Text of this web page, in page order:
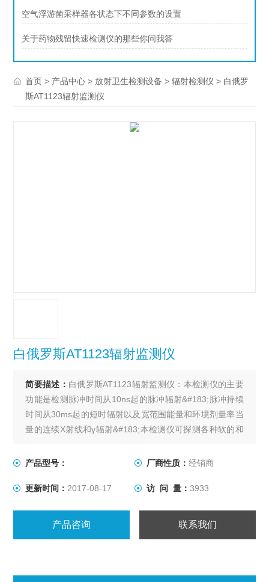
空气浮游菌采样器各状态下不同参数的设置
关于药物残留快速检测仪的那些你问我答
首页 > 产品中心 > 放射卫生检测设备 >辐射检测仪 > 白俄罗
斯AT1123辐射监测仪
白俄罗斯AT1123辐射监测仪
简要描述： 白俄罗斯AT1123辐射监测仪：本检测仪的主要
功能是检测脉冲时间从10ns起的脉冲辐射&#183;脉冲持续
时间从30ms起的短时辐射以及宽范围能量和环境剂量率当
量的连续X射线和γ辐射&#183;本检测仪可探测各种软的和
射和短时辐射以及探测移动的辐照装置&#183;使用仪器上
大剂量率值
产品型号： 厂商性质： 经销商
更新时间： 2017-08-17 访 问 量： 3933
产品咨询 联系我们